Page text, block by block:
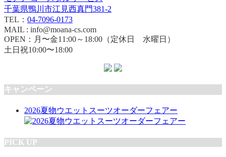
千葉県鴨川市江見西真門381-2
TEL： 04-7096-0173
MAIL : info@moana-cs.com
OPEN：月〜金11:00～18:00（定休日 水曜日）
土日祝10:00〜18:00
キャンペーン
2026夏物ウエットスーツオーダーフェアー
PICK UP